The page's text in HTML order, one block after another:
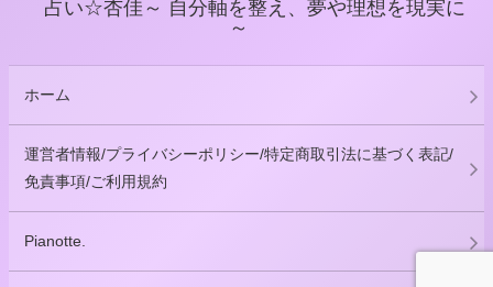
占い☆杏佳～ 自分軸を整え、夢や理想を現実に
～
ホーム
運営者情報/プライバシーポリシー/特定商取引法に基づく表記/
免責事項/ご利用規約
Pianotte.